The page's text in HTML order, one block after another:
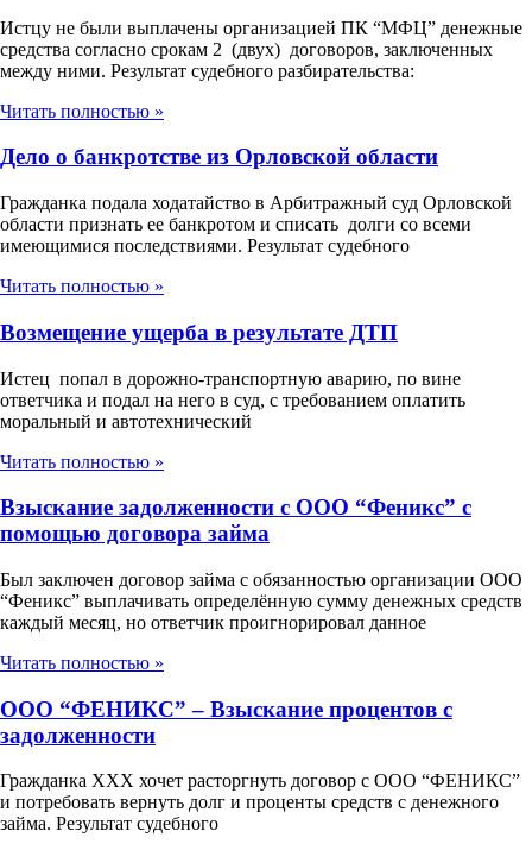
Истцу не были выплачены организацией ПК “МФЦ” денежные
средства согласно срокам 2 (двух) договоров, заключенных
между ними. Результат судебного разбирательства:
Читать полностью »
Дело о банкротстве из Орловской области
Гражданка подала ходатайство в Арбитражный суд Орловской
области признать ее банкротом и списать долги со всеми
имеющимися последствиями. Результат судебного
Читать полностью »
Возмещение ущерба в результате ДТП
Истец попал в дорожно-транспортную аварию, по вине
ответчика и подал на него в суд, с требованием оплатить
моральный и автотехнический
Читать полностью »
Взыскание задолженности с ООО “Феникс” с
помощью договора займа
Был заключен договор займа с обязанностью организации ООО
“Феникс” выплачивать определённую сумму денежных средств
каждый месяц, но ответчик проигнорировал данное
Читать полностью »
ООО “ФЕНИКС” – Взыскание процентов с
задолженности
Гражданка ХХХ хочет расторгнуть договор с ООО “ФЕНИКС”
и потребовать вернуть долг и проценты средств с денежного
займа. Результат судебного